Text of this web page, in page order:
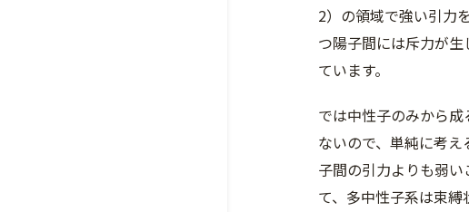
2）の領域で強い引力
つ陽子間には斥力が
ています。
では中性子のみから
ないので、単純に考
子間の引力よりも弱
て、多中性子系は束